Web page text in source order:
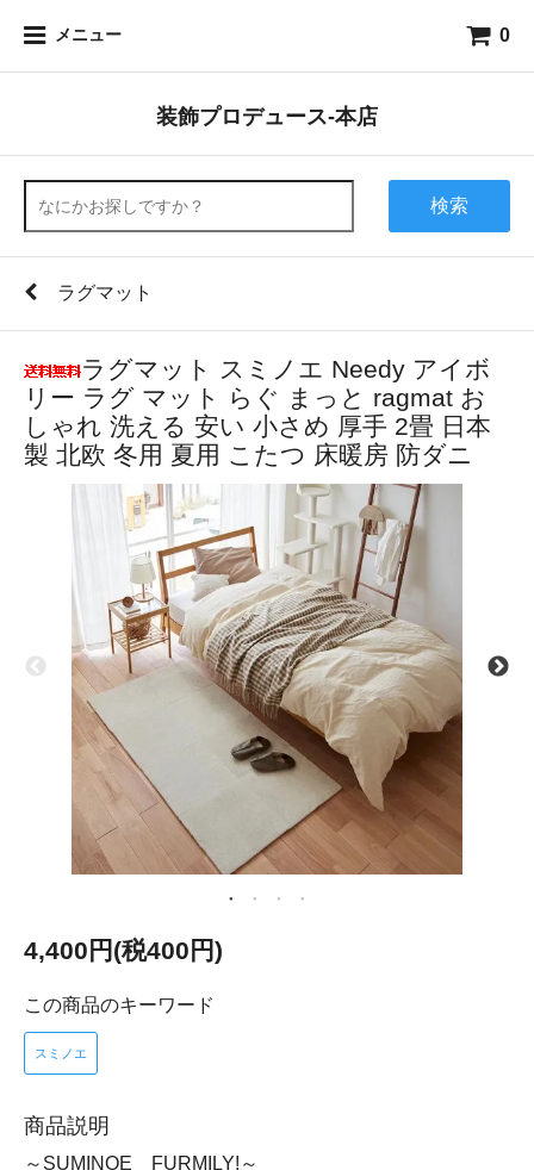
メニュー 0
装飾プロデュース-本店
検索
ラグマット
ラグマット スミノエ Needy アイボ
リー ラグ マット らぐ まっと ragmat お
しゃれ 洗える 安い 小さめ 厚手 2畳 日本
製 北欧 冬用 夏用 こたつ 床暖房 防ダニ
4,400円(税400円)
この商品のキーワード
スミノエ
商品説明
～SUMINOE FURMILY!～